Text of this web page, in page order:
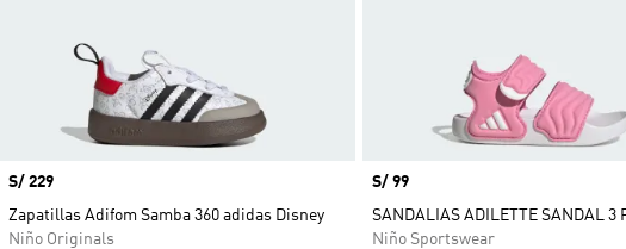
Precio
S/ 229
Zapatillas Adifom Samba 360 adidas Disney
Niño Originals
Precio
S/ 99
SANDALIAS ADILETTE SANDAL 3
Niño Sportswear